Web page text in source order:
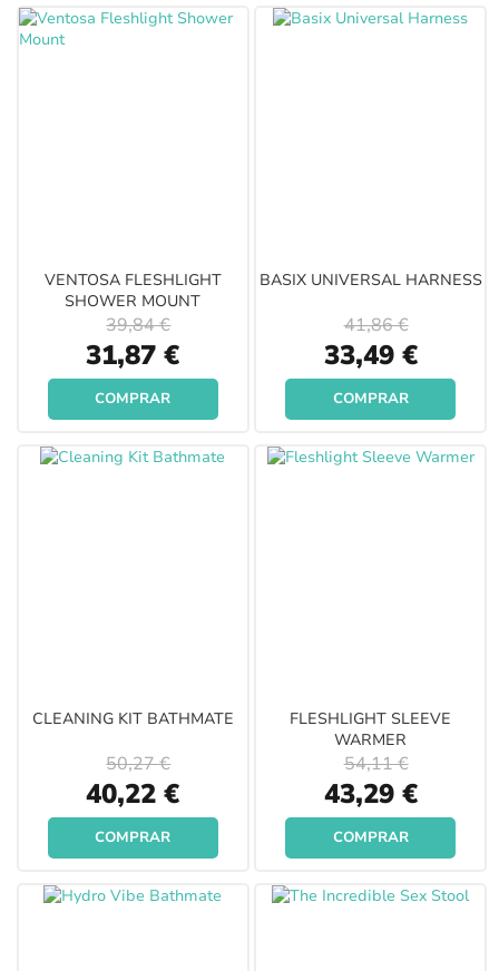
VENTOSA FLESHLIGHT
SHOWER MOUNT
Special
Price
31,87 €
39,84 €
COMPRAR
BASIX UNIVERSAL HARNESS
Special
Price
33,49 €
41,86 €
COMPRAR
CLEANING KIT BATHMATE
Special
Price
40,22 €
50,27 €
COMPRAR
FLESHLIGHT SLEEVE
WARMER
Special
Price
43,29 €
54,11 €
COMPRAR